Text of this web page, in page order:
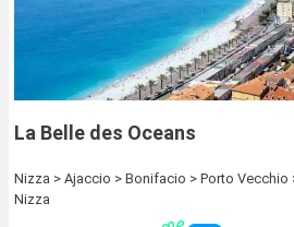
La Belle des Oceans
Nizza > Ajaccio > Bonifacio > Porto Vecchio
Nizza